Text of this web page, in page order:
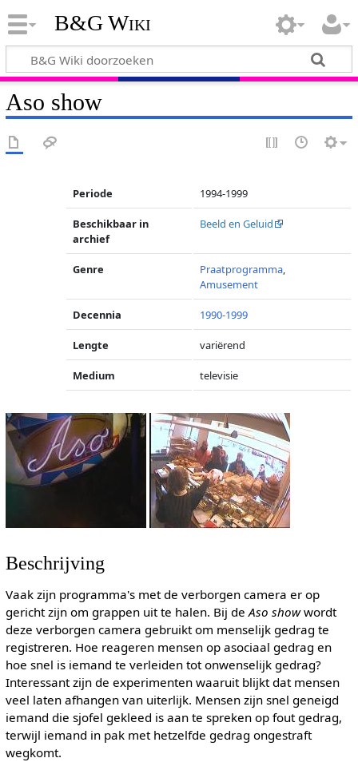
B&G Wiki
Aso show
Periode 1994-1999
Beschikbaar in
archief
Beeld en Geluid
Genre Praatprogramma,
Amusement
Decennia 1990-1999
Lengte variërend
Medium televisie
Beschrijving
Vaak zijn programma's met de verborgen camera er op
gericht zijn om grappen uit te halen. Bij deAso showwordt
deze verborgen camera gebruikt om menselijk gedrag te
registreren. Hoe reageren mensen op asociaal gedrag en
hoe snel is iemand te verleiden tot onwenselijk gedrag?
Interessant zijn de experimenten waaruit blijkt dat mensen
veel laten afhangen van uiterlijk. Mensen zijn snel geneigd
iemand die sjofel gekleed is aan te spreken op fout gedrag,
terwijl iemand in pak met hetzelfde gedrag ongestraft
wegkomt.